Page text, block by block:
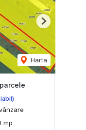
Harta
Next
mp